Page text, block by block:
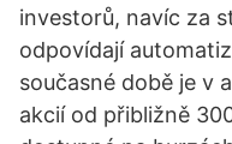
investorů, navíc za
odpovídají
současné době je v
akcií od přibližně